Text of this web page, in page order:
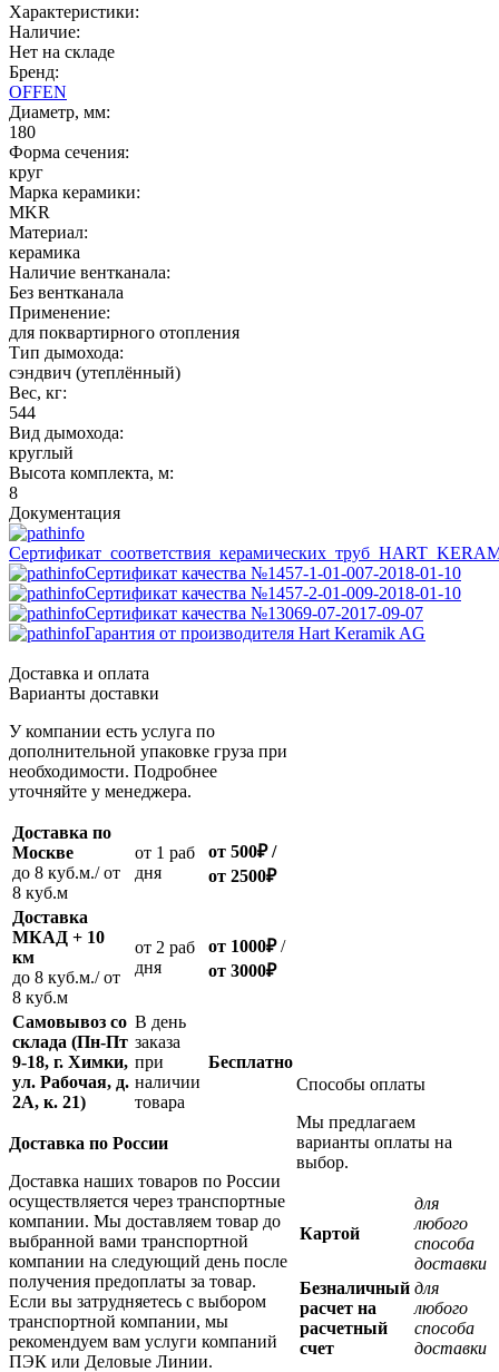
Характеристики:
Наличие:
Нет на складе
Бренд:
OFFEN
Диаметр, мм:
180
Форма сечения:
круг
Марка керамики:
MKR
Материал:
керамика
Наличие вентканала:
Без вентканала
Применение:
для поквартирного отопления
Тип дымохода:
сэндвич (утеплённый)
Вес, кг:
544
Вид дымохода:
круглый
Высота комплекта, м:
8
Документация
Сертификат качества №1457-1-01-007-2018-01-10
Сертификат качества №1457-2-01-009-2018-01-10
Сертификат качества №13069-07-2017-09-07
Гарантия от производителя Hart Keramik AG
Доставка и оплата
Варианты доставки
У компании есть услуга по
дополнительной упаковке груза при
необходимости. Подробнее
уточняйте у менеджера.
Доставка по
Москве
до 8 куб.м./ от
8 куб.м
oт 1 раб
дня
от 500₽/
от 2500₽
Доставка
МКАД + 10
км
до 8 куб.м./ от
8 куб.м
oт 2 раб
дня
от 1000₽/
от 3000₽
Самовывоз со
склада (Пн-Пт
9-18, г. Химки,
ул. Рабочая, д.
2А, к. 21)
В день
заказа
при
наличии
товара
Бесплатно
Доставка по России
Доставка наших товаров по России
осуществляется через транспортные
компании. Мы доставляем товар до
выбранной вами транспортной
компании на следующий день после
получения предоплаты за товар.
Если вы затрудняетесь с выбором
транспортной компании, мы
рекомендуем вам услуги компаний
ПЭК или Деловые Линии.
Способы оплаты
Мы предлагаем
варианты оплаты на
выбор.
Картой
для
любого
способа
доставки
Безналичный
расчет на
расчетный
счет
для
любого
способа
доставки